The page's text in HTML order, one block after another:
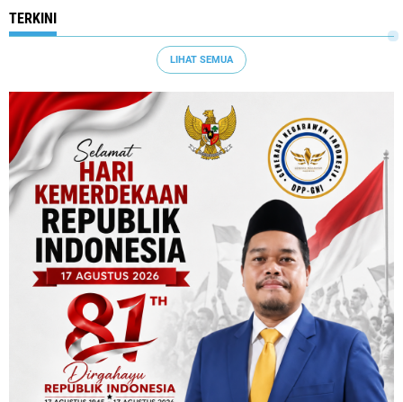
TERKINI
LIHAT SEMUA